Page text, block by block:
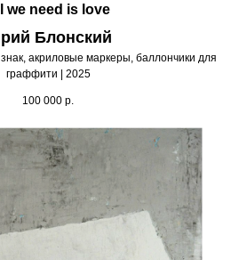
we need is love
Блонский
акриловые маркеры, баллончики для
граффити | 2025
100 000 р.